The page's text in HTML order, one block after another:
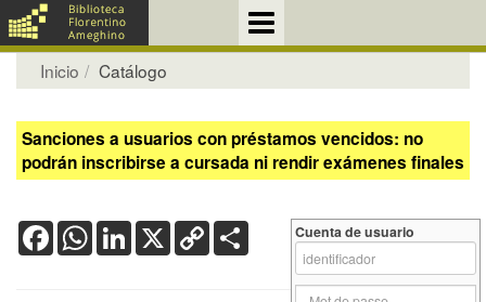
Inicio Catálogo
Sanciones a usuarios con préstamos vencidos: no
podrán inscribirse a cursada ni rendir exámenes finales
FacebookWhatsApp
LinkedIn
X Copy
Link
Cuenta de usuario